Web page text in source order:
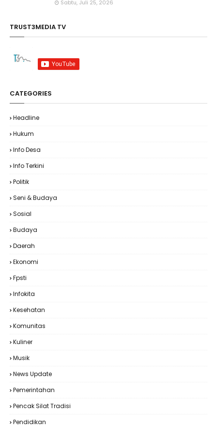
Sabtu, Juli 25, 2026
TRUST3MEDIA TV
CATEGORIES
Headline
Hukum
Info Desa
Info Terkini
Politik
Seni & Budaya
Sosial
Budaya
Daerah
Ekonomi
Fpsti
Infokita
Kesehatan
Komunitas
Kuliner
Musik
News Update
Pemerintahan
Pencak Silat Tradisi
Pendidikan